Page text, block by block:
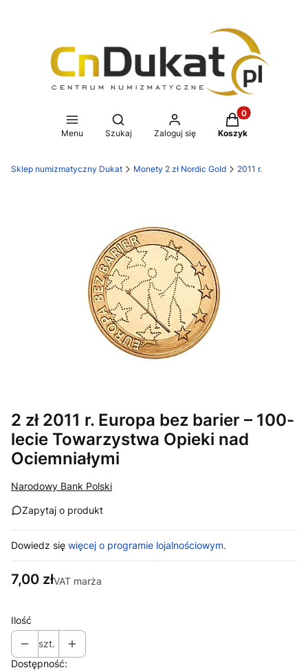
Menu
Otwórz wyszukiwarkę
Szukaj Zaloguj się
Produkty w
Koszyk
Sklep numizmatyczny Dukat Monety 2 zł Nordic Gold 2011 r.
2 zł 2011 r. Europa bez barier – 100-
lecie Towarzystwa Opieki nad
Ociemniałymi
Narodowy Bank Polski
Zapytaj o produkt
Dowiedz się więcej o programie lojalnościowym.
Cena
7,00 złVAT marża
Ilość
szt.
Dostępność: